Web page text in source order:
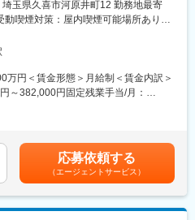
・校正機器を国内独占販売
ーンルームを有する「精密計測棟」
同等水準）
術力で納品～修理・メンテ・校正等
ーカー研究開発・品質管理部門中心
にくく業績安定
あり（勤続10年毎）
可能(国内20か所以上)
期障害所得補償保険
ており、更なるニーズにお応えする
ます。
客に対し、商品やサービスの営業活動
たニーズの発見と把握
ン、見積書の作成
の指示/依頼・為替を踏まえた販売価格
玉県久喜市河原井町12 勤務地最寄
喫煙対策：屋内喫煙可能場所あり変
所
万円＜賃金形態＞月給制＜賃金内訳＞
～382,000円固定残業手当/月：
度実績：4.4か月 2024年度実績：4.4
なるため、深夜の電話応対などがあ
の深夜残業に応じた残業代を支給い
目安の金額であり、選考を通じて上
給(月額)は固定手当を含めた表記で
応募依頼する
（エージェントサービス）